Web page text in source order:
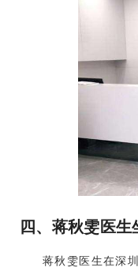
四、蒋秋雯医生
蒋秋雯医生在深